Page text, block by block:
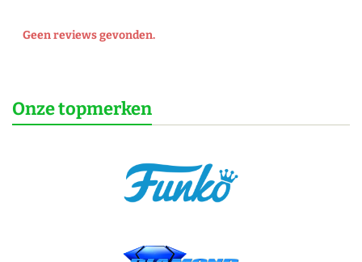
Geen reviews gevonden.
Onze topmerken